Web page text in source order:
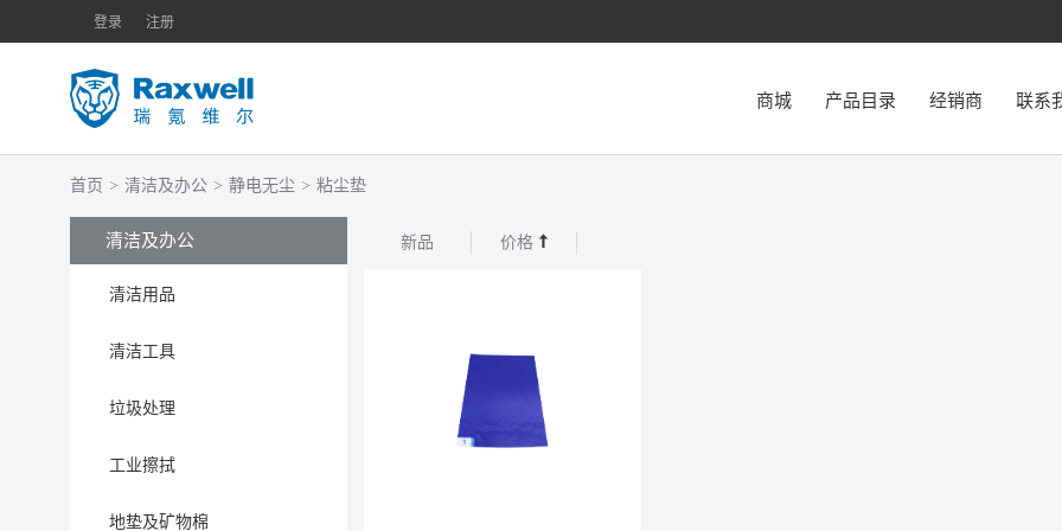
登录 注册
商城 产品目录 经销商 联系
首页 > 清洁及办公 > 静电无尘 > 粘尘垫
清洁及办公
清洁用品
清洁工具
垃圾处理
工业擦拭
地垫及矿物棉
新品 价格